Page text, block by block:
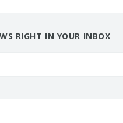
RIGHT IN YOUR INBOX